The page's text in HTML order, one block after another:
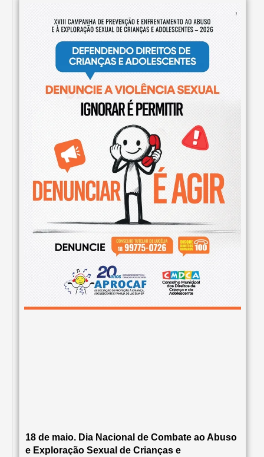
18 de maio. Dia Nacional de Combate ao Abuso
e Exploração Sexual de Crianças e